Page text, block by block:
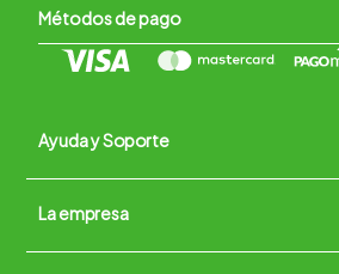
Métodos de pago
Ayuda y Soporte
Contacto vía WhatsApp
Términos y condiciones
La empresa